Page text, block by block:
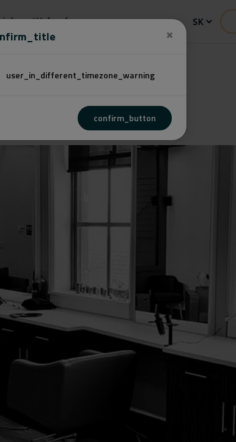
user_in_different_timezone_warning
confirm_button
Webový